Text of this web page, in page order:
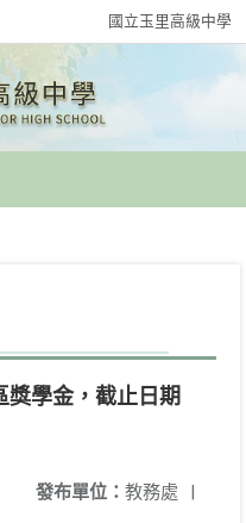
國立玉里高級中學
獎學金，截止日期
發布單位： 教務處 |